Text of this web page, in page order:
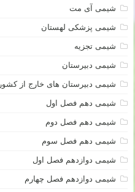
شیمی آی مت
شیمی پزشکی لهستان
شیمی تجزیه
شیمی دبیرستان
شیمی دبیرستان های خارج از کشور
شیمی دهم فصل اول
شیمی دهم فصل دوم
شیمی دهم فصل سوم
شیمی دوازدهم فصل اول
شیمی دوازدهم فصل چهارم